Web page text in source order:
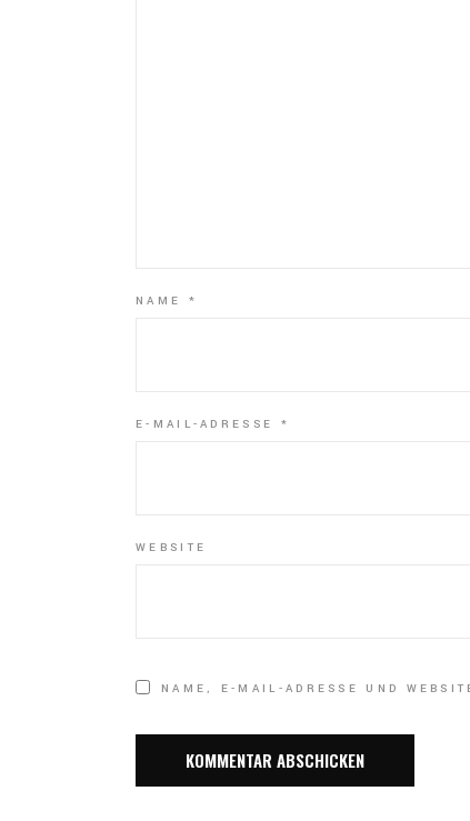
NAME *
E-MAIL-ADRESSE *
WEBSITE
NAME, E-MAIL-ADRESSE UND